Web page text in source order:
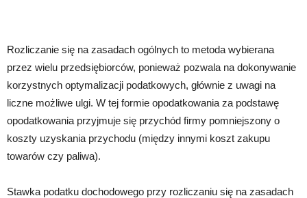
Rozliczanie się na zasadach ogólnych to metoda wybierana
przez wielu przedsiębiorców, ponieważ pozwala na dokonywanie
korzystnych optymalizacji podatkowych, głównie z uwagi na
liczne możliwe ulgi. W tej formie opodatkowania za podstawę
opodatkowania przyjmuje się przychód firmy pomniejszony o
koszty uzyskania przychodu (między innymi koszt zakupu
towarów czy paliwa).
Stawka podatku dochodowego przy rozliczaniu się na zasadach